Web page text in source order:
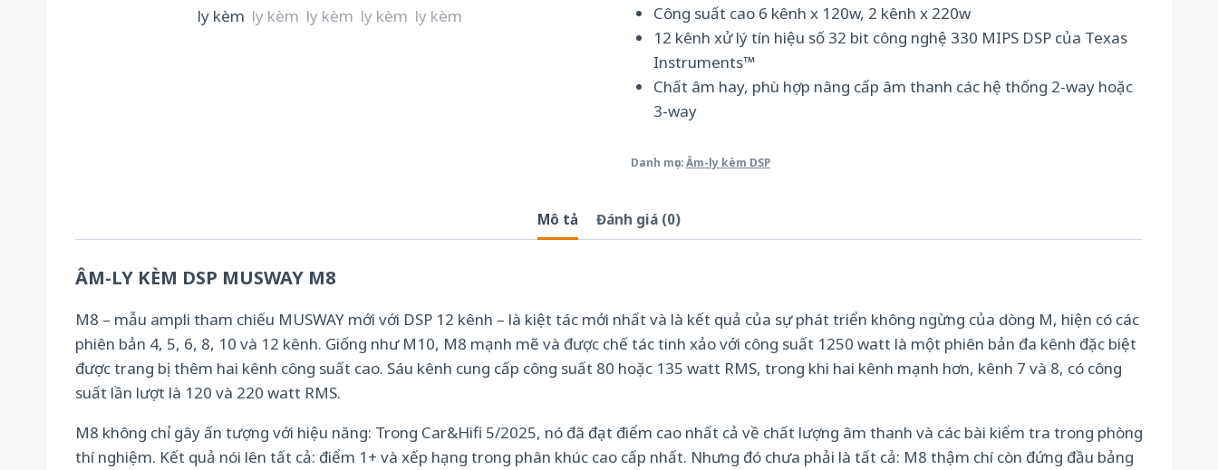
Công suất cao 6 kênh x 120w, 2 kênh x 220w
12 kênh xử lý tín hiệu số 32 bit công nghệ 330 MIPS DSP của Texas
Instruments™
Chất âm hay, phù hợp nâng cấp âm thanh các hệ thống 2-way hoặc
3-way
Danh mục:Âm-ly kèm DSP
Mô tả Đánh giá (0)
ÂM-LY KÈM DSP MUSWAY M8
M8 – mẫu ampli tham chiếu MUSWAY mới với DSP 12 kênh – là kiệt tác mới nhất và là kết quả của sự phát triển không ngừng của dòng M, hiện có các
phiên bản 4, 5, 6, 8, 10 và 12 kênh. Giống như M10, M8 mạnh mẽ và được chế tác tinh xảo với công suất 1250 watt là một phiên bản đa kênh đặc biệt
được trang bị thêm hai kênh công suất cao. Sáu kênh cung cấp công suất 80 hoặc 135 watt RMS, trong khi hai kênh mạnh hơn, kênh 7 và 8, có công
suất lần lượt là 120 và 220 watt RMS.
M8 không chỉ gây ấn tượng với hiệu năng: Trong Car&Hifi 5/2025, nó đã đạt điểm cao nhất cả về chất lượng âm thanh và các bài kiểm tra trong phòng
thí nghiệm. Kết quả nói lên tất cả: điểm 1+ và xếp hạng trong phân khúc cao cấp nhất. Nhưng đó chưa phải là tất cả: M8 thậm chí còn đứng đầu bảng